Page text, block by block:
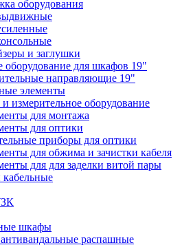
оборудования
и заглушки
оборудование для шкафов 19"
направляющие 19"
элементы
измерительное оборудование
для монтажа
для оптики
приборы для оптики
для обжима и зачистки кабеля
для для заделки витой пары
кабельные
шкафы
распашные